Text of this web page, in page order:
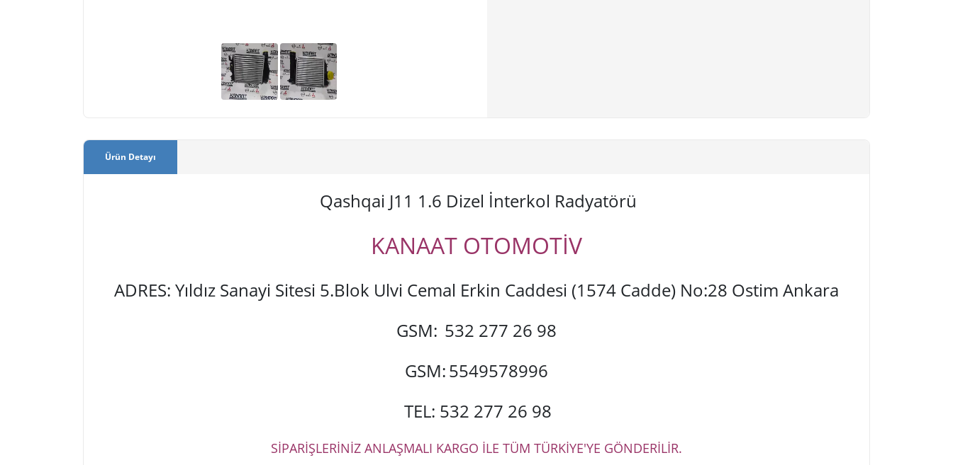
Ürün Detayı
Qashqai J11 1.6 Dizel İnterkol Radyatörü
KANAAT OTOMOTİV
ADRES: Yıldız Sanayi Sitesi 5.Blok Ulvi Cemal Erkin Caddesi (1574 Cadde) No:28 Ostim Ankara
GSM: 532 277 26 98
GSM:5549578996
TEL: 532 277 26 98
SİPARİŞLERİNİZ ANLAŞMALI KARGO İLE TÜM TÜRKİYE'YE GÖNDERİLİR.